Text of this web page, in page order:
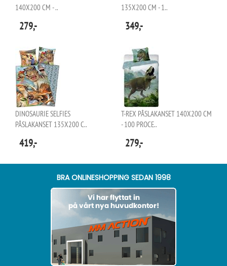
140X200 CM - ..
279,-
135X200 CM - 1..
349,-
DINOSAURIE SELFIES
PÅSLAKANSET 135X200 C..
419,-
T-REX PÅSLAKANSET 140X200 CM
- 100 PROCE..
279,-
BRA ONLINESHOPPING SEDAN 1998